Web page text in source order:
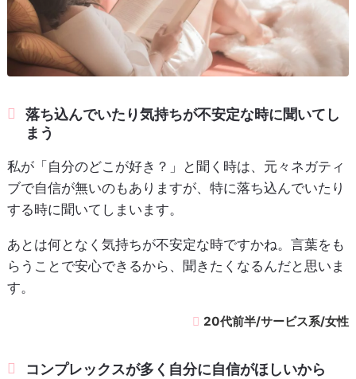
落ち込んでいたり気持ちが不安定な時に聞いてし
まう
私が「自分のどこが好き？」と聞く時は、元々ネガティ
ブで自信が無いのもありますが、特に落ち込んでいたり
する時に聞いてしまいます。
あとは何となく気持ちが不安定な時ですかね。言葉をも
らうことで安心できるから、聞きたくなるんだと思いま
す。
20代前半/サービス系/女性
コンプレックスが多く自分に自信がほしいから